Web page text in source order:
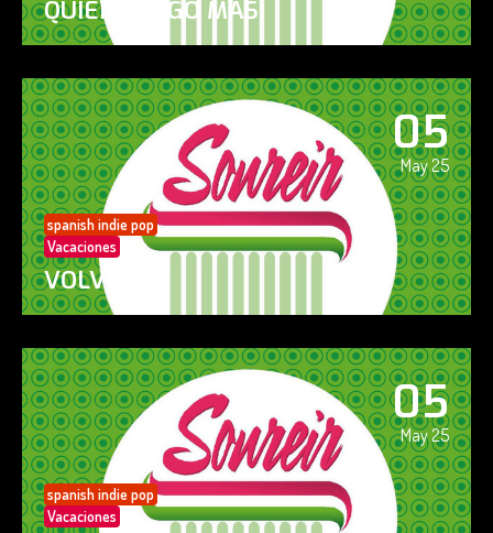
QUIERO ALGO MÁS
05
May 25
spanish indie pop
Vacaciones
VOLVERÁS
05
May 25
spanish indie pop
Vacaciones